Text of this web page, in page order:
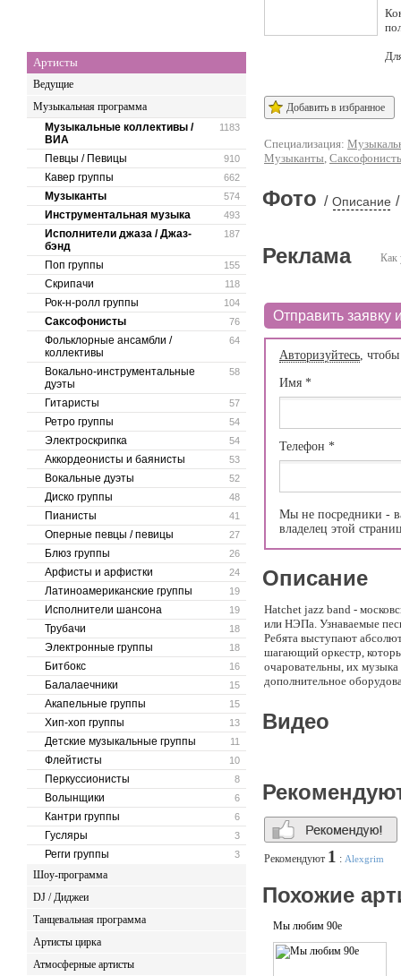
Артисты
Ведущие
Музыкальная программа
1183
Музыкальные коллективы /
ВИА
910
Певцы / Певицы
662
Кавер группы
574
Музыканты
493
Инструментальная музыка
187
Исполнители джаза / Джаз-
бэнд
155
Поп группы
118
Скрипачи
104
Рок-н-ролл группы
76
Саксофонисты
64
Фольклорные ансамбли /
коллективы
58
Вокально-инструментальные
дуэты
57
Гитаристы
54
Ретро группы
54
Электроскрипка
53
Аккордеонисты и баянисты
52
Вокальные дуэты
48
Диско группы
41
Пианисты
27
Оперные певцы / певицы
26
Блюз группы
24
Арфисты и арфистки
19
Латиноамериканские группы
19
Исполнители шансона
18
Трубачи
18
Электронные группы
16
Битбокс
15
Балалаечники
15
Акапельные группы
13
Хип-хоп группы
11
Детские музыкальные группы
10
Флейтисты
8
Перкуссионисты
6
Волынщики
6
Кантри группы
3
Гусляры
3
Регги группы
Шоу-программа
DJ / Диджеи
Танцевальная программа
Артисты цирка
Атмосферные артисты
Добавить в избранное
Специализация:
Музыканты,
Фото / Описание /
Как
Реклама
Отправить заявку
Авторизуйтесь,
Имя *
Телефон *
Мы не посредники -
владелец этой
Описание
Hatchet jazz band -
или НЭПа. Узнаваемые
Ребята выступают
шагающий оркестр,
очаровательны, их
дополнительное
Видео
Рекомендуют 1 : Alexgrim
Похожие
Мы любим 90е